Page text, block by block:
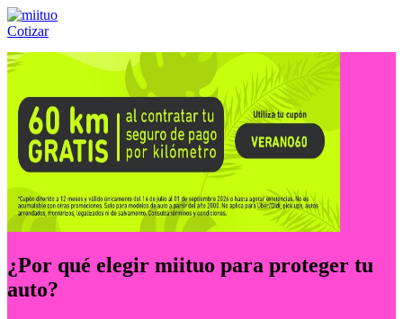
Cotizar
Llámanos al:(55) 84-21-05-00 ó
¿Por qué elegir miituo para proteger tu
auto?